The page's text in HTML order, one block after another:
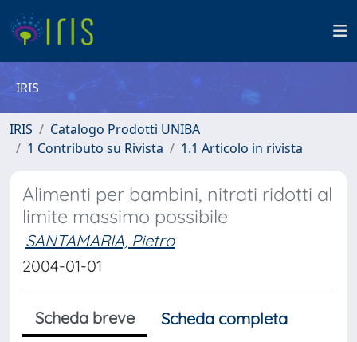
IRIS
IRIS
Catalogo Prodotti UNIBA
1 Contributo su Rivista
1.1 Articolo in rivista
Alimenti per bambini, nitrati ridotti al
limite massimo possibile
SANTAMARIA, Pietro
2004-01-01
Scheda breve
Scheda completa